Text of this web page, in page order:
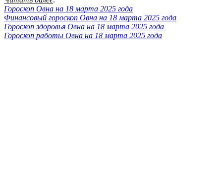
Гороскоп Овна на 18 марта 2025 года
Финансовый гороскоп Овна на 18 марта 2025 года
Гороскоп здоровья Овна на 18 марта 2025 года
Гороскоп работы Овна на 18 марта 2025 года